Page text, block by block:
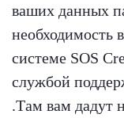
ваших данных
необходимость
системе SOS
службой
.Там вам дадут